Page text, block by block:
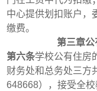
中心提供划扣账户，
缴费。
第三章
第六条学校公有住房
财务处和总务处三方
648668），接受全